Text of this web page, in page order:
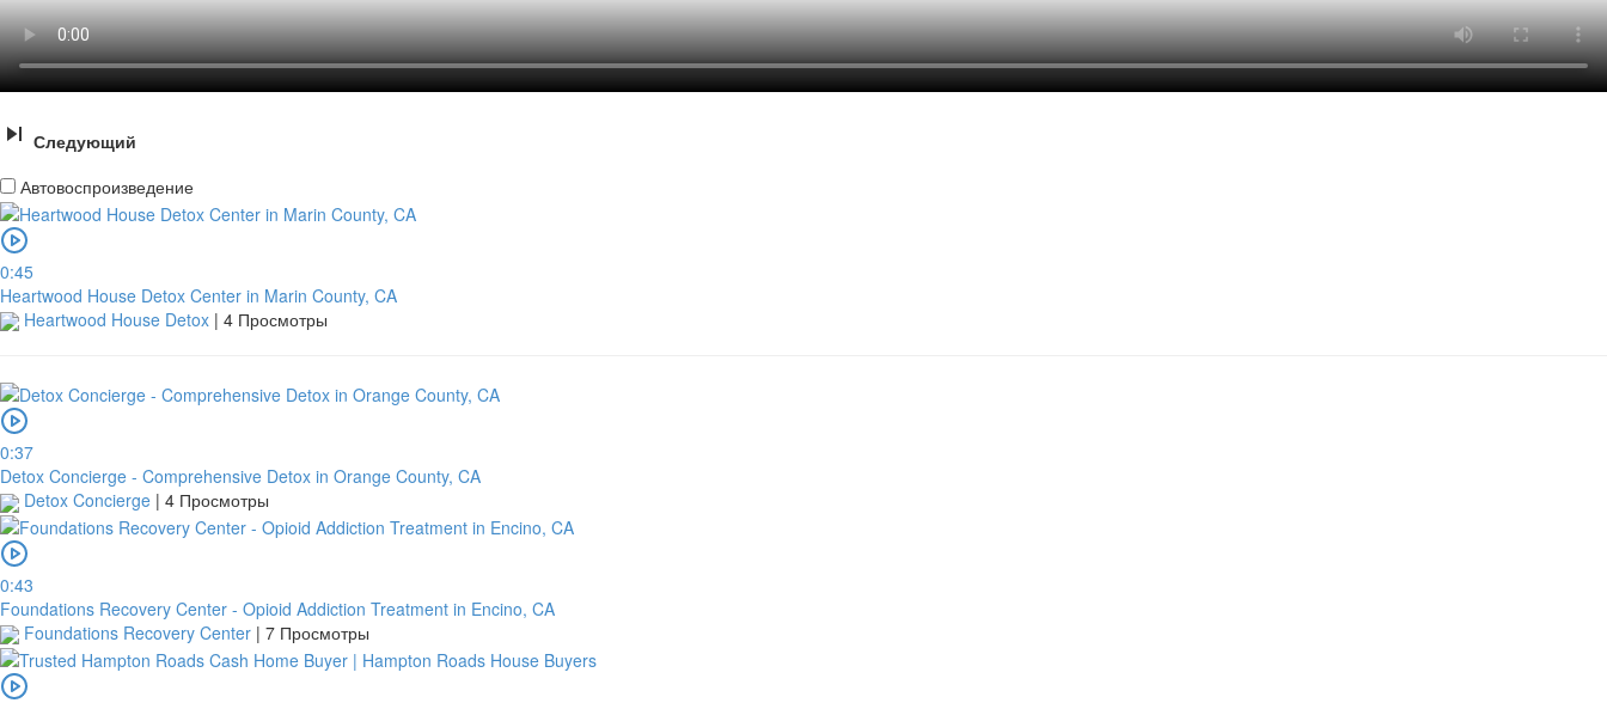
Следующий
Автовоспроизведение
0:45
Heartwood House Detox Center in Marin County, CA
Heartwood House Detox | 4 Просмотры
0:37
Detox Concierge - Comprehensive Detox in Orange County, CA
Detox Concierge | 4 Просмотры
0:43
Foundations Recovery Center - Opioid Addiction Treatment in Encino, CA
Foundations Recovery Center | 7 Просмотры